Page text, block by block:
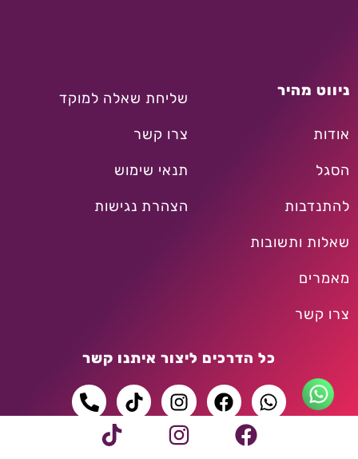
ניווט מהיר
אודות
הסגל
להתנדבות
שאלות ותשובות
מאמרים
צרו קשר
שליחת שאלה למוקד
צרו קשר
תנאי שימוש
הצהרת נגישות
כל הדרכים ליצור איתנו קשר